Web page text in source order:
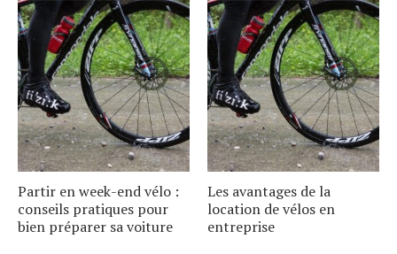
Partir en week-end vélo :
conseils pratiques pour
bien préparer sa voiture
Les avantages de la
location de vélos en
entreprise